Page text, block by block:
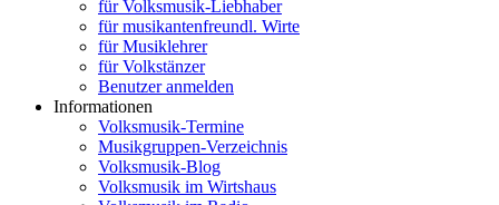
für Volksmusik-Liebhaber
für musikantenfreundl. Wirte
für Musiklehrer
für Volkstänzer
Benutzer anmelden
Informationen
Volksmusik-Termine
Musikgruppen-Verzeichnis
Volksmusik-Blog
Volksmusik im Wirtshaus